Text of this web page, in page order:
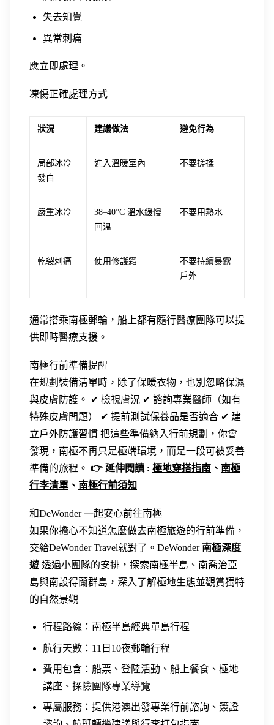
失去知覺
異常刺痛
應立即處理。
凍傷正確處理方式
狀況 建議做法 避免行為
局部冰冷
發白
進入溫暖室內 不要搓揉
嚴重冰冷
38–40°C 溫水緩慢
回溫
不要用熱水
乾裂刺痛 使用修護霜
不要持續暴露
戶外
通常搭乘南極郵輪，船上都有隨行醫療團隊可以提
供即時醫療支援。
南極行前準備提醒
在規劃裝備清單時，除了保暖衣物，也別忽略保濕
與皮膚防護。 ✔ 檢視膚況 ✔ 諮詢專業醫師（如有
特殊皮膚問題） ✔ 提前測試保養品是否適合 ✔ 建
立戶外防護習慣 把這些準備納入行前規劃，你會
發現，南極不再只是極端環境，而是一段可被妥善
準備的旅程。 👉 延伸閱讀 : 極地穿搭指南 、 南極
行李清單 、 南極行前須知
和DeWonder 一起安心前往南極
如果你擔心不知道怎麼做去南極旅遊的行前準備，
交給DeWonder Travel就對了。DeWonder 南極深度
遊 透過小團隊的安排，探索南極半島、南喬治亞
島與南設得蘭群島，深入了解極地生態並觀賞獨特
的自然景觀
行程路線：南極半島經典單島行程
航行天數：11日10夜郵輪行程
費用包含：船票、登陸活動、船上餐食、極地
講座、探險團隊專業導覽
專屬服務：提供港澳出發專業行前諮詢、簽證